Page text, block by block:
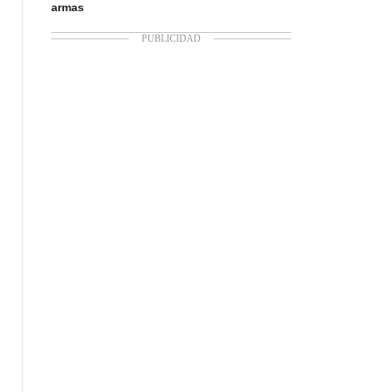
armas